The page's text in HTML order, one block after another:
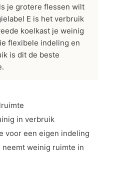
je grotere flessen wilt
E is het verbruik
koelkast je weinig
flexibele indeling en
is dit de beste
in verbruik
voor een eigen indeling
neemt weinig ruimte in